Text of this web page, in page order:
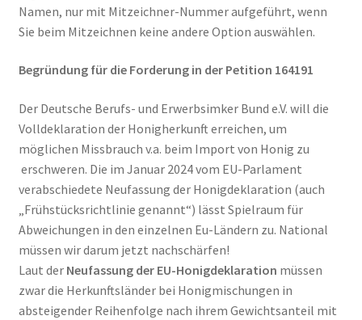
Namen, nur mit Mitzeichner-Nummer aufgeführt, wenn
Sie beim Mitzeichnen keine andere Option auswählen.
Begründung für die Forderung in der Petition 164191
Der Deutsche Berufs- und Erwerbsimker Bund e.V. will die
Volldeklaration der Honigherkunft erreichen, um
möglichen Missbrauch v.a. beim Import von Honig zu
erschweren. Die im Januar 2024 vom EU-Parlament
verabschiedete Neufassung der Honigdeklaration (auch
„Frühstücksrichtlinie genannt“) lässt Spielraum für
Abweichungen in den einzelnen Eu-Ländern zu. National
müssen wir darum jetzt nachschärfen!
Laut der Neufassung der EU-Honigdeklaration müssen
zwar die Herkunftsländer bei Honigmischungen in
absteigender Reihenfolge nach ihrem Gewichtsanteil mit